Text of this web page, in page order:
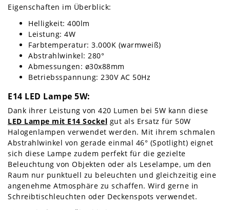
Eigenschaften im Überblick:
Helligkeit: 400lm
Leistung: 4W
Farbtemperatur: 3.000K (warmweiß)
Abstrahlwinkel: 280°
Abmessungen: ø30x88mm
Betriebsspannung: 230V AC 50Hz
E14 LED Lampe 5W:
Dank ihrer Leistung von 420 Lumen bei 5W kann diese
LED Lampe mit E14 Sockel gut als Ersatz für 50W
Halogenlampen verwendet werden. Mit ihrem schmalen
Abstrahlwinkel von gerade einmal 46° (Spotlight) eignet
sich diese Lampe zudem perfekt für die gezielte
Beleuchtung von Objekten oder als Leselampe, um den
Raum nur punktuell zu beleuchten und gleichzeitig eine
angenehme Atmosphäre zu schaffen. Wird gerne in
Schreibtischleuchten oder Deckenspots verwendet.